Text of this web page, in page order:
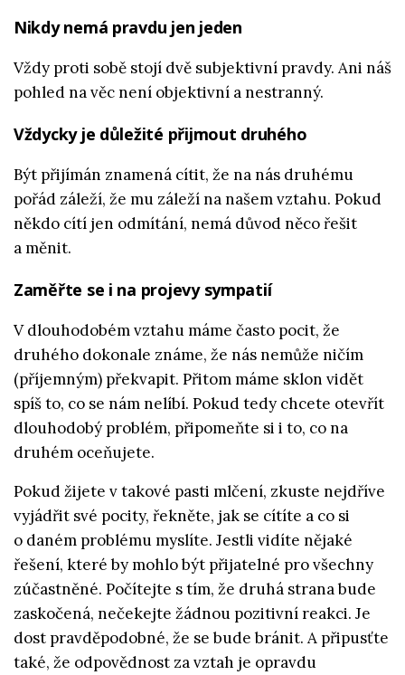
Nikdy nemá pravdu jen jeden
Vždy proti sobě stojí dvě subjektivní pravdy. Ani náš
pohled na věc není objektivní a nestranný.
Vždycky je důležité přijmout druhého
Být přijímán znamená cítit, že na nás druhému
pořád záleží, že mu záleží na našem vztahu. Pokud
někdo cítí jen odmítání, nemá důvod něco řešit
a měnit.
Zaměřte se i na projevy sympatií
V dlouhodobém vztahu máme často pocit, že
druhého dokonale známe, že nás nemůže ničím
(příjemným) překvapit. Přitom máme sklon vidět
spíš to, co se nám nelíbí. Pokud tedy chcete otevřít
dlouhodobý problém, připomeňte si i to, co na
druhém oceňujete.
Pokud žijete v takové pasti mlčení, zkuste nejdříve
vyjádřit své pocity, řekněte, jak se cítíte a co si
o daném problému myslíte. Jestli vidíte nějaké
řešení, které by mohlo být přijatelné pro všechny
zúčastněné. Počítejte s tím, že druhá strana bude
zaskočená, nečekejte žádnou pozitivní reakci. Je
dost pravděpodobné, že se bude bránit. A připusťte
také, že odpovědnost za vztah je opravdu